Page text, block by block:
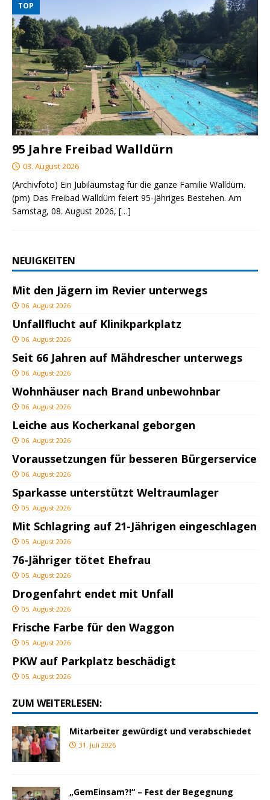
TOP
95 Jahre Freibad Walldürn
03. August 2026
(Archivfoto) Ein Jubiläumstag für die ganze Familie Walldürn.
(pm) Das Freibad Walldürn feiert 95-jähriges Bestehen. Am
Samstag, 08. August 2026, […]
NEUIGKEITEN
Mit den Jägern im Revier unterwegs
06. August 2026
Unfallflucht auf Klinikparkplatz
06. August 2026
Seit 66 Jahren auf Mähdrescher unterwegs
06. August 2026
Wohnhäuser nach Brand unbewohnbar
06. August 2026
Leiche aus Kocherkanal geborgen
06. August 2026
Voraussetzungen für besseren Bürgerservice
06. August 2026
Sparkasse unterstützt Weltraumlager
05. August 2026
Mit Schlagring auf 21-Jährigen eingeschlagen
05. August 2026
76-Jähriger tötet Ehefrau
05. August 2026
Drogenfahrt endet mit Unfall
05. August 2026
Frische Farbe für den Waggon
05. August 2026
PKW auf Parkplatz beschädigt
05. August 2026
ZUM WEITERLESEN:
Mitarbeiter gewürdigt und verabschiedet
31. Juli 2026
„GemEinsam?!“ – Fest der Begegnung